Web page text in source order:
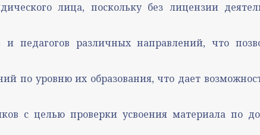
лица, поскольку без лицензии
педагогов различных направлений, что
по уровню их образования, что дает
с целью проверки усвоения материала по